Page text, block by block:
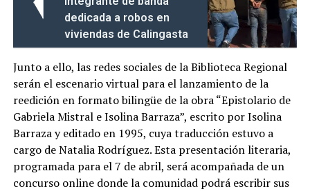
dedicada a robos en
viviendas de Calingasta
Junto a ello, las redes sociales de la Biblioteca Regional
serán el escenario virtual para el lanzamiento de la
reedición en formato bilingüe de la obra “Epistolario de
Gabriela Mistral e Isolina Barraza”, escrito por Isolina
Barraza y editado en 1995, cuya traducción estuvo a
cargo de Natalia Rodríguez. Esta presentación literaria,
programada para el 7 de abril, será acompañada de un
concurso online donde la comunidad podrá escribir sus